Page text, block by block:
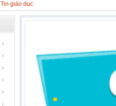
Tin giáo dục